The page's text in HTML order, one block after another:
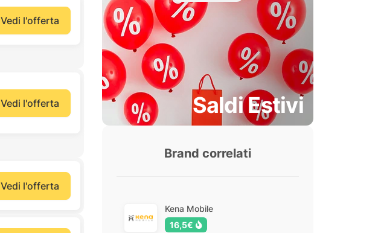
Vedi l'offerta
Vedi l'offerta
Vedi l'offerta
Saldi Estivi
Brand correlati
Kena Mobile
16,5€